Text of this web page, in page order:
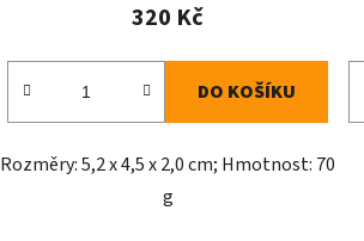
320 Kč
DO KOŠÍKU
Rozměry: 5,2 x 4,5 x 2,0 cm; Hmotnost: 70
g